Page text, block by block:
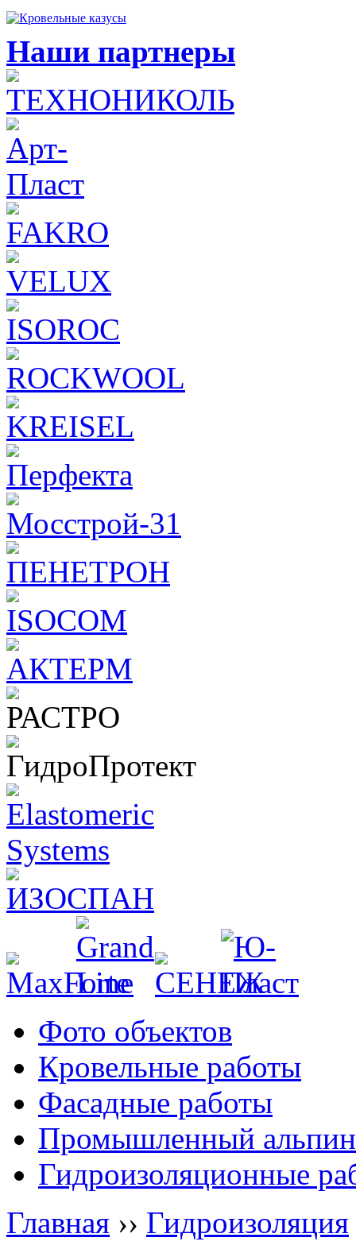
Наши партнеры
Фото объектов
Кровельные работы
Фасадные работы
Промышленный
Гидроизоляционные
Главная ›› Гидроизоляция